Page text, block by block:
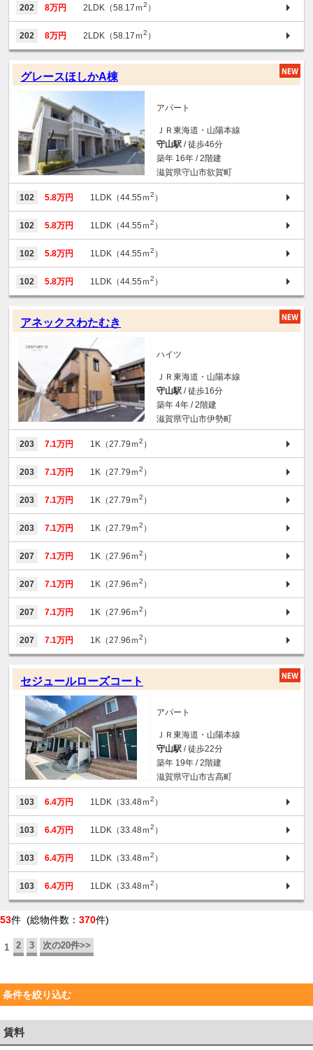
202 8万円 2LDK（58.17ｍ2 ）
202 8万円 2LDK（58.17ｍ2 ）
グレースほしかA棟
アパート
ＪＲ東海道・山陽本線
守山駅 / 徒歩46分
築年 16年 / 2階建
滋賀県守山市欲賀町
102 5.8万円 1LDK（44.55ｍ2 ）
102 5.8万円 1LDK（44.55ｍ2 ）
102 5.8万円 1LDK（44.55ｍ2 ）
102 5.8万円 1LDK（44.55ｍ2 ）
アネックスわたむき
ハイツ
ＪＲ東海道・山陽本線
守山駅 / 徒歩16分
築年 4年 / 2階建
滋賀県守山市伊勢町
203 7.1万円 1K（27.79ｍ2 ）
203 7.1万円 1K（27.79ｍ2 ）
203 7.1万円 1K（27.79ｍ2 ）
203 7.1万円 1K（27.79ｍ2 ）
207 7.1万円 1K（27.96ｍ2 ）
207 7.1万円 1K（27.96ｍ2 ）
207 7.1万円 1K（27.96ｍ2 ）
207 7.1万円 1K（27.96ｍ2 ）
セジュールローズコート
アパート
ＪＲ東海道・山陽本線
守山駅 / 徒歩22分
築年 19年 / 2階建
滋賀県守山市古高町
103 6.4万円 1LDK（33.48ｍ2 ）
103 6.4万円 1LDK（33.48ｍ2 ）
103 6.4万円 1LDK（33.48ｍ2 ）
103 6.4万円 1LDK（33.48ｍ2 ）
53件 (総物件数： 370件)
1 2 3 次の20件>>
条件を絞り込む
賃料